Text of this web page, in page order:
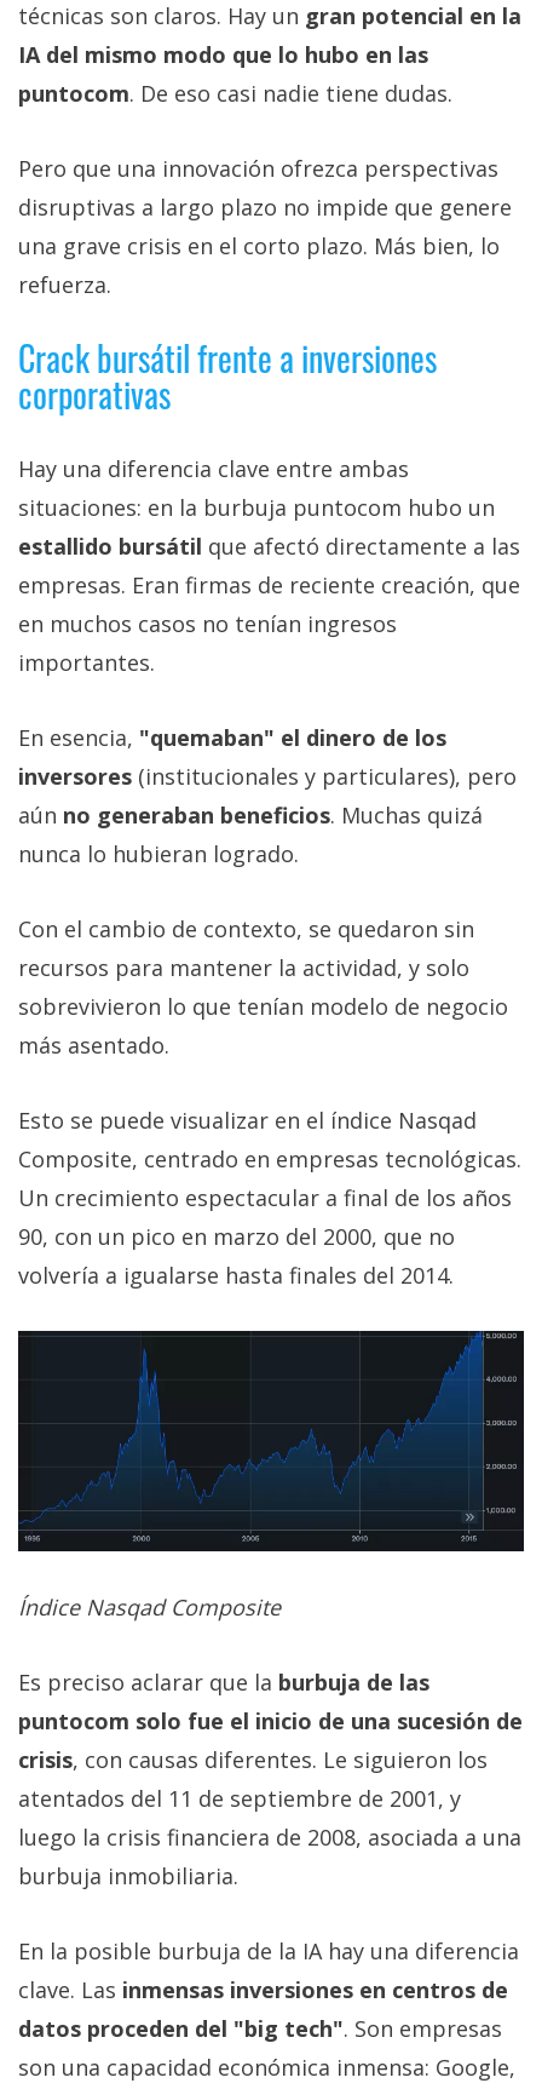
técnicas son claros. Hay un gran potencial en la
IA del mismo modo que lo hubo en las
puntocom. De eso casi nadie tiene dudas.
Pero que una innovación ofrezca perspectivas
disruptivas a largo plazo no impide que genere
una grave crisis en el corto plazo. Más bien, lo
refuerza.
Crack bursátil frente a inversiones
corporativas
Hay una diferencia clave entre ambas
situaciones: en la burbuja puntocom hubo un
estallido bursátil que afectó directamente a las
empresas. Eran firmas de reciente creación, que
en muchos casos no tenían ingresos
importantes.
En esencia, "quemaban" el dinero de los
inversores (institucionales y particulares), pero
aún no generaban beneficios. Muchas quizá
nunca lo hubieran logrado.
Con el cambio de contexto, se quedaron sin
recursos para mantener la actividad, y solo
sobrevivieron lo que tenían modelo de negocio
más asentado.
Esto se puede visualizar en el índice Nasqad
Composite, centrado en empresas tecnológicas.
Un crecimiento espectacular a final de los años
90, con un pico en marzo del 2000, que no
volvería a igualarse hasta finales del 2014.
Índice Nasqad Composite
Es preciso aclarar que la burbuja de las
puntocom solo fue el inicio de una sucesión de
crisis, con causas diferentes. Le siguieron los
atentados del 11 de septiembre de 2001, y
luego la crisis financiera de 2008, asociada a una
burbuja inmobiliaria.
En la posible burbuja de la IA hay una diferencia
clave. Las inmensas inversiones en centros de
datos proceden del "big tech". Son empresas
son una capacidad económica inmensa: Google,